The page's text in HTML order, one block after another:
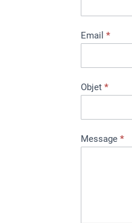
Email*
Objet*
Message*